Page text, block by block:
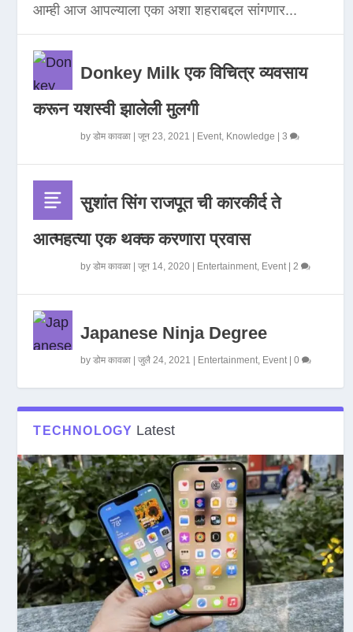
आम्ही आज आपल्याला एका अशा शहराबद्दल सांगणार...
Donkey Milk एक विचित्र व्यवसाय
करून यशस्वी झालेली मुलगी
byडोम कावळा |जून 23, 2021 Event, Knowledge |3
सुशांत सिंग राजपूत ची कारकीर्द ते
आत्महत्या एक थक्क करणारा प्रवास
byडोम कावळा |जून 14, 2020 Entertainment, Event|2
Japanese Ninja Degree
byडोम कावळा |जुलै 24, 2021 Entertainment, Event|0
TECHNOLOGY Latest